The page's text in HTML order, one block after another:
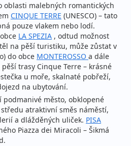
oblasti malebných romantických
CINQUE TERRE (UNESCO) – tato
pouze vlakem nebo lodí.
LA SPEZIA , odtud možnost
na pěší turistiku, může zůstat v
do obce MONTEROSSO a dále
trasy Cinque Terre – krásné
u moře, skalnaté pobřeží,
na ubytování.
podmanivé město, obklopené
atraktivní směs náměstí,
a dlážděných uliček. PISA
Piazza dei Miracoli – Šikmá